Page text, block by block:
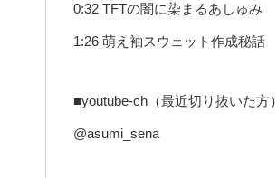
0:32 TFTの闇に染まるあしゅみ
1:26 萌え袖スウェット作成秘話
■youtube-ch（最近切り抜いた方）
@asumi_sena